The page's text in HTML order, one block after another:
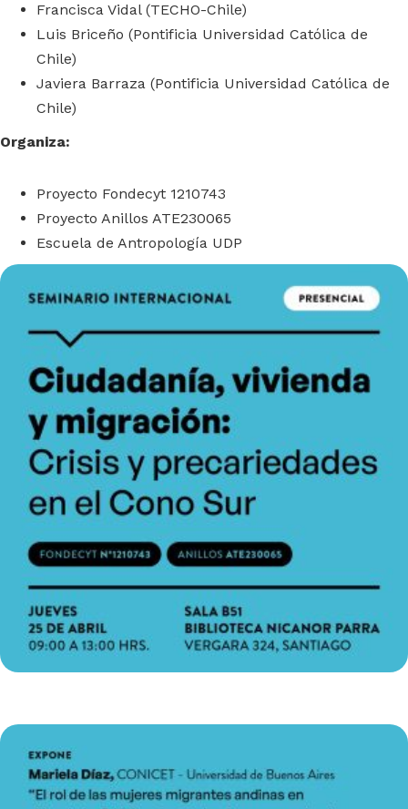
Francisca Vidal (TECHO-Chile)
Luis Briceño (Pontificia Universidad Católica de
Chile)
Javiera Barraza (Pontificia Universidad Católica de
Chile)
Organiza:
Proyecto Fondecyt 1210743
Proyecto Anillos ATE230065
Escuela de Antropología UDP